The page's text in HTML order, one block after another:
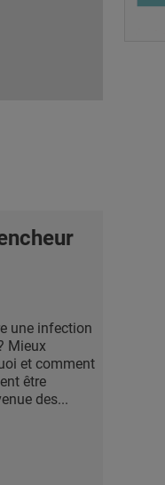
une infection
Mieux
et comment
être
des...